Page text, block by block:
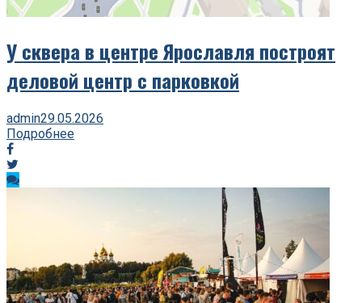
У сквера в центре Ярославля построят
деловой центр с парковкой
admin29.05.2026
Подробнее